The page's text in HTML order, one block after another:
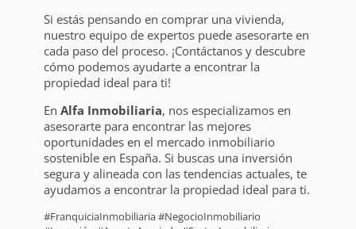
Si estás pensando en comprar una vivienda,
nuestro equipo de expertos puede asesorarte en
cada paso del proceso. ¡Contáctanos y descubre
cómo podemos ayudarte a encontrar la
propiedad ideal para ti!
En Alfa Inmobiliaria, nos especializamos en
asesorarte para encontrar las mejores
oportunidades en el mercado inmobiliario
sostenible en España. Si buscas una inversión
segura y alineada con las tendencias actuales, te
ayudamos a encontrar la propiedad ideal para ti.
#FranquiciaInmobiliaria #NegocioInmobiliario